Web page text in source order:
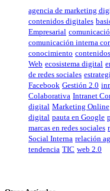
agencia de marketing
contenidos digitales
Empresarial
comunicación interna
conocimiento
Web ecosistema digital
de redes sociales
Facebook Gestión 2.0
Colaborativa Intranet
digital Marketing Online
digital pauta en Google
marcas en redes sociales
Social Interna relación
tendencia TIC web 2.0